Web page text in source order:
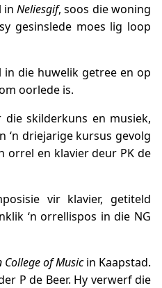
inNeliesgif, soos die woning
gesinslede moes lig loop
in die huwelik getree en op
oorlede is.
skilderkuns en musiek,
‘n driejarige kursus gevolg
orrel en klavier deur PK de
vir klavier, getiteld
‘n orrellispos in die NG
College of Musicin Kaapstad.
P de Beer. Hy verwerf die